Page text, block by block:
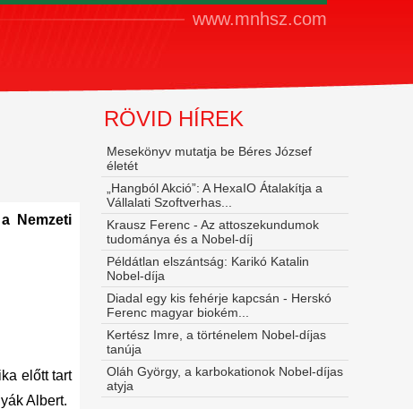
www.mnhsz.com
Nemzeti
előtt tart
Albert.
RÖVID HÍREK
Mesekönyv mutatja be Béres József
életét
„Hangból Akció”: A HexaIO Átalakítja a
Vállalati Szoftverhas...
Krausz Ferenc - Az attoszekundumok
tudománya és a Nobel‑díj
Példátlan elszántság: Karikó Katalin
Nobel-díja
Diadal egy kis fehérje kapcsán - Herskó
Ferenc magyar biokém...
Kertész Imre, a történelem Nobel-díjas
tanúja
Oláh György, a karbokationok Nobel-díjas
atyja